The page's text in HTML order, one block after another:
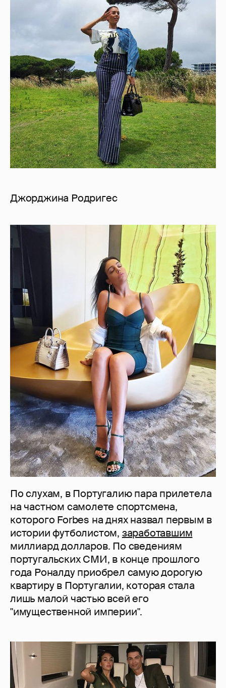
Джорджина Родригес
По слухам, в Португалию пара прилетела
на частном самолете спортсмена,
которого Forbes на днях назвал первым в
истории футболистом, заработавшим
миллиард долларов. По сведениям
португальских СМИ, в конце прошлого
года Роналду приобрел самую дорогую
квартиру в Португалии, которая стала
лишь малой частью всей его
"имущественной империи".